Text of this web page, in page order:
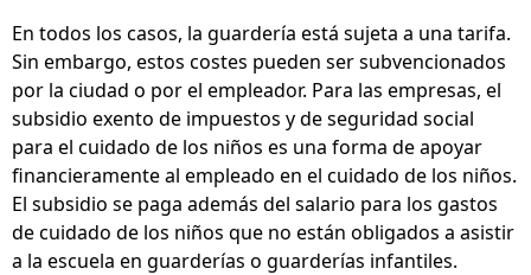
En todos los casos, la guardería está sujeta a una tarifa.
Sin embargo, estos costes pueden ser subvencionados
por la ciudad o por el empleador. Para las empresas, el
subsidio exento de impuestos y de seguridad social
para el cuidado de los niños es una forma de apoyar
financieramente al empleado en el cuidado de los niños.
El subsidio se paga además del salario para los gastos
de cuidado de los niños que no están obligados a asistir
a la escuela en guarderías o guarderías infantiles.